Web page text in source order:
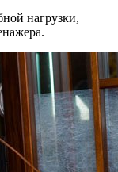
нагрузки,